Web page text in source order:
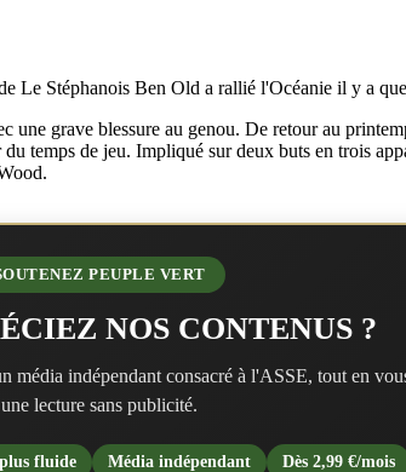
Le Stéphanois Ben Old a rallié l'Océanie il y a
grave blessure au genou. De retour au
temps de jeu. Impliqué sur deux buts en trois
PEUPLE VERT
NOS CONTENUS ?
média indépendant consacré à l'ASSE, tout en
une lecture sans publicité.
fluide Média indépendant Dès 2,99 €/mois